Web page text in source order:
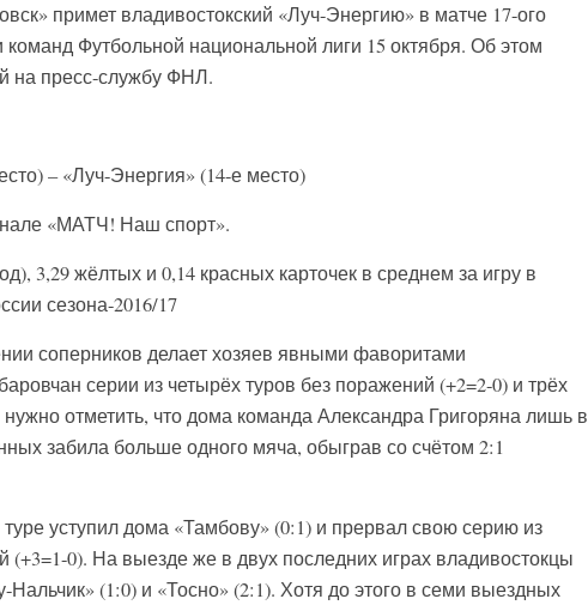
примет владивостокский «Луч-Энергию» в матче 17-ого
Футбольной национальной лиги 15 октября. Об этом
на пресс-службу ФНЛ.
– «Луч-Энергия» (14-е место)
«МАТЧ! Наш спорт».
3,29 жёлтых и 0,14 красных карточек в среднем за игру в
сезона-2016/17
соперников делает хозяев явными фаворитами
серии из четырёх туров без поражений (+2=2-0) и трёх
отметить, что дома команда Александра Григоряна лишь в
забила больше одного мяча, обыграв со счётом 2:1
уступил дома «Тамбову» (0:1) и прервал свою серию из
(+3=1-0). На выезде же в двух последних играх владивостокцы
(1:0) и «Тосно» (2:1). Хотя до этого в семи выездных